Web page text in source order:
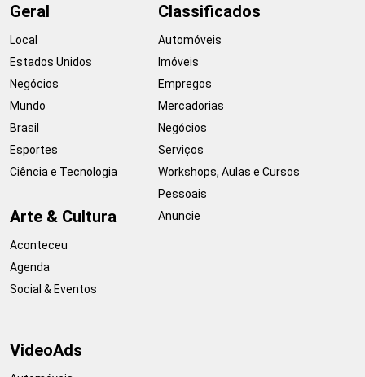
Geral
Local
Estados Unidos
Negócios
Mundo
Brasil
Esportes
Ciência e Tecnologia
Arte & Cultura
Aconteceu
Agenda
Social & Eventos
Classificados
Automóveis
Imóveis
Empregos
Mercadorias
Negócios
Serviços
Workshops, Aulas e Cursos
Pessoais
Anuncie
VideoAds